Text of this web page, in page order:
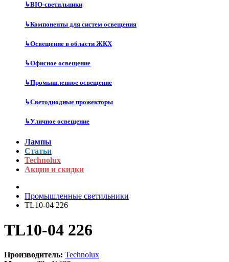
↳BIO-светильники
↳Компоненты для систем освещения
↳Освещение в области ЖКХ
↳Офисное освещение
↳Промышленное освещение
↳Светодиодные прожекторы
↳Уличное освещение
Лампы
Статьи
Technolux
Акции и скидки
Промышленные светильники
TL10-04 226
TL10-04 226
Производитель: Technolux